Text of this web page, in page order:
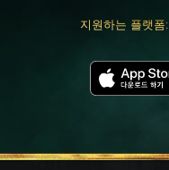
지원하는 플랫폼: